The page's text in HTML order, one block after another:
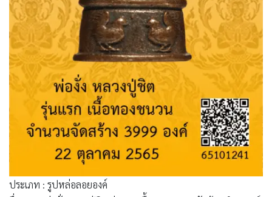
ประเภท : รูปหล่อลอยองค์